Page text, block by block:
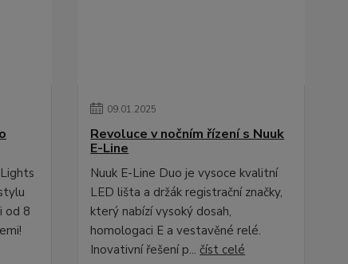
od 8
09.01.2025
Revoluce v nočním řízení s Nuuk
E-Line
Nuuk E-Line Duo je vysoce kvalitní
LED lišta a držák registrační značky,
který nabízí vysoký dosah,
homologaci E a vestavěné relé.
Inovativní řešení p...číst celé